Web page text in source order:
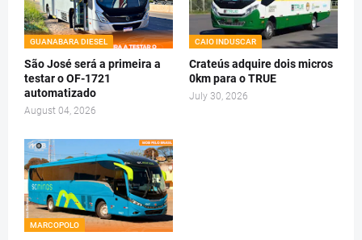
GUANABARA DIESEL
São José será a primeira a
testar o OF-1721
automatizado
August 04, 2026
CAIO INDUSCAR
Crateús adquire dois micros
0km para o TRUE
July 30, 2026
MARCOPOLO